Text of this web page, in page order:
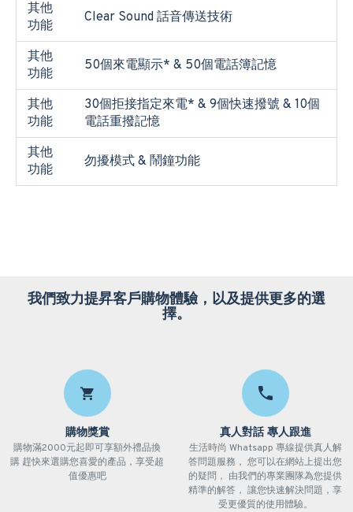
其他
功能
Clear Sound 話音傳送技術
其他
功能
50個來電顯示* & 50個電話簿記憶
其他
功能
30個拒接指定來電* & 9個快速撥號 & 10個
電話重撥記憶
其他
功能
勿擾模式 & 鬧鐘功能
我們致力提昇客戶購物體驗，以及提供更多的選
擇。
購物獎賞
購物滿2000元起即可享額外禮品換
購 趕快來選購您喜愛的產品，享受超
值優惠吧
真人對話 專人跟進
生活時尚 Whatsapp 專線提供真人解
答問題服務， 您可以在網站上提出您
的疑問， 由我們的專業團隊為您提供
精準的解答， 讓您快速解決問題，享
受更優質的使用體驗。